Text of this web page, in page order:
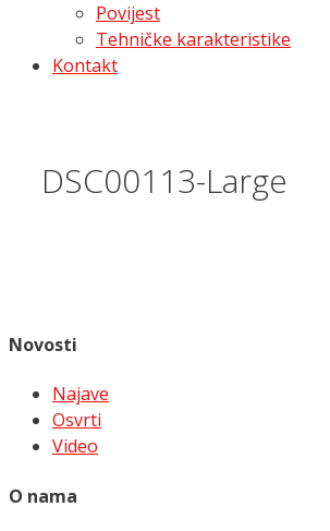
Povijest
Tehničke karakteristike
Kontakt
DSC00113-Large
Novosti
Najave
Osvrti
Video
O nama